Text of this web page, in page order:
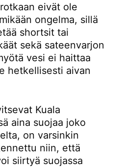
eivät ole
ongelma, sillä
shortsit tai
sekä sateenvarjon
vesi ei haittaa
hetkellisesti aivan
Kuala
aina suojaa joko
on varsinkin
niin, että
siirtyä suojassa